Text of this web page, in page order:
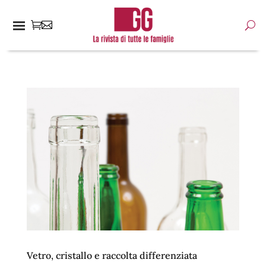
Vetro, cristallo e raccolta differenziata